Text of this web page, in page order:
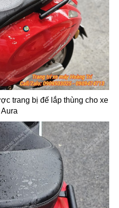
trang bị đế lắp thùng cho xe
Aura